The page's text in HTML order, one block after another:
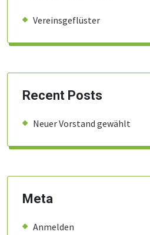
Vereinsgeflüster
Recent Posts
Neuer Vorstand gewählt
Meta
Anmelden